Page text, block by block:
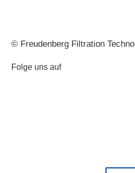
© Freudenberg Filtration
Folge uns auf